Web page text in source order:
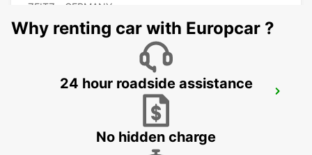
ZEITZ - GERMANY
Why renting car with Europcar ?
24 hour roadside assistance
No hidden charge